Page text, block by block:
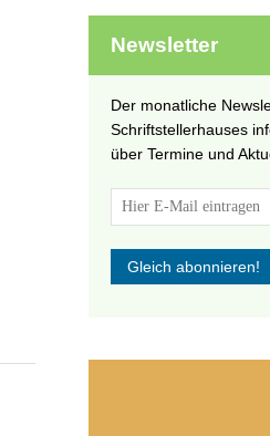
Newsletter
Der monatliche
Schriftstellerhauses
über Termine und